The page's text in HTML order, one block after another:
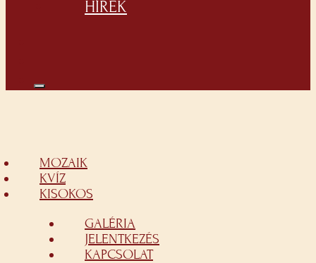
HÍREK
MOZAIK
KVÍZ
KISOKOS
GALÉRIA
JELENTKEZÉS
KAPCSOLAT